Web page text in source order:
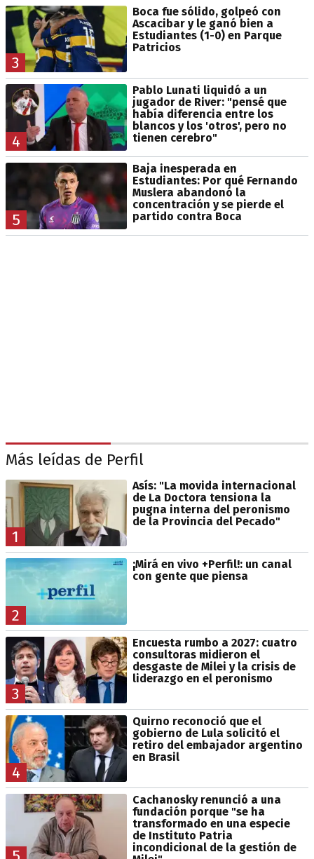
3
Boca fue sólido, golpeó con
Ascacibar y le ganó bien a
Estudiantes (1-0) en Parque
Patricios
4
Pablo Lunati liquidó a un
jugador de River: "pensé que
había diferencia entre los
blancos y los 'otros', pero no
tienen cerebro"
5
Baja inesperada en
Estudiantes: Por qué Fernando
Muslera abandonó la
concentración y se pierde el
partido contra Boca
Más leídas de Perfil
1
Asís: "La movida internacional
de La Doctora tensiona la
pugna interna del peronismo
de la Provincia del Pecado"
2
¡Mirá en vivo +Perfil!: un canal
con gente que piensa
3
Encuesta rumbo a 2027: cuatro
consultoras midieron el
desgaste de Milei y la crisis de
liderazgo en el peronismo
4
Quirno reconoció que el
gobierno de Lula solicitó el
retiro del embajador argentino
en Brasil
Cachanosky renunció a una
fundación porque "se ha
transformado en una especie
de Instituto Patria
incondicional de la gestión de